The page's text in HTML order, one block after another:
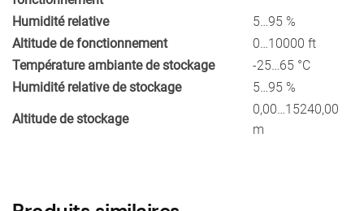
Humidité relative
5…95 %
Altitude de fonctionnement
0…10000 ft
Température ambiante de stockage
-25…65 °C
Humidité relative de stockage
5…95 %
Altitude de stockage
0,00…15240,00
m